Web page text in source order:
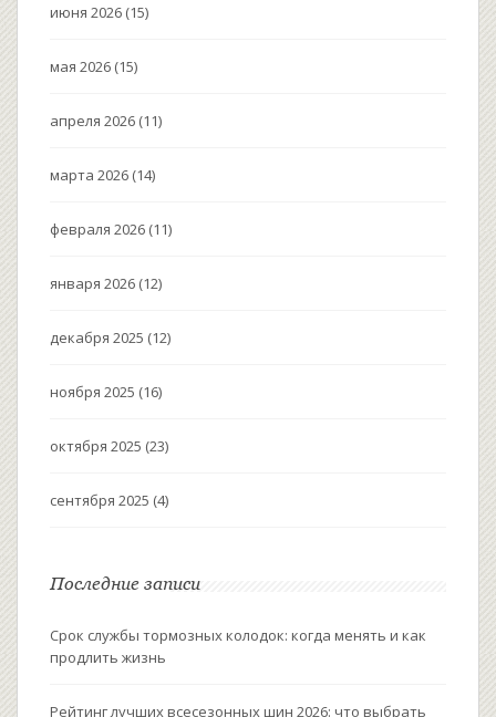
июня 2026 (15)
мая 2026 (15)
апреля 2026 (11)
марта 2026 (14)
февраля 2026 (11)
января 2026 (12)
декабря 2025 (12)
ноября 2025 (16)
октября 2025 (23)
сентября 2025 (4)
Последние записи
Срок службы тормозных колодок: когда менять и как
продлить жизнь
Рейтинг лучших всесезонных шин 2026: что выбрать